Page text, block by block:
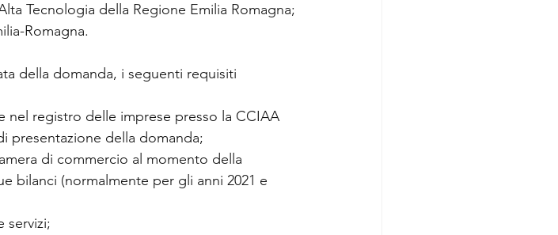
Tecnologia della Regione Emilia Romagna;
Romagna.
della domanda, i seguenti requisiti
registro delle imprese presso la CCIAA
presentazione della domanda;
di commercio al momento della
bilanci (normalmente per gli anni 2021 e
servizi;